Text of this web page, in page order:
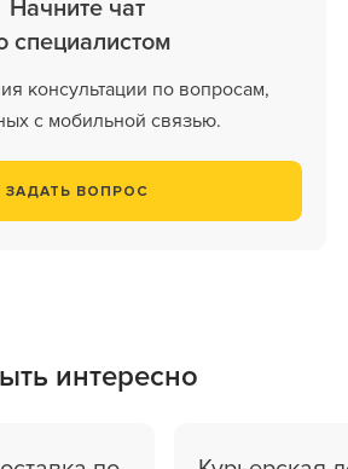
Начните чат
специалистом
консультации по вопросам,
с мобильной связью.
ЗАДАТЬ ВОПРОС
интересно